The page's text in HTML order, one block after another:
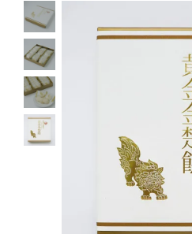
つくり手
OKINAWA the RYUKYU
ショッピングガイド